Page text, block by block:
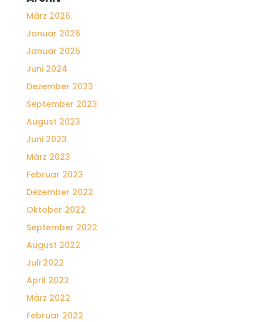
März 2026
Januar 2026
Januar 2025
Juni 2024
Dezember 2023
September 2023
August 2023
Juni 2023
März 2023
Februar 2023
Dezember 2022
Oktober 2022
September 2022
August 2022
Juli 2022
April 2022
März 2022
Februar 2022